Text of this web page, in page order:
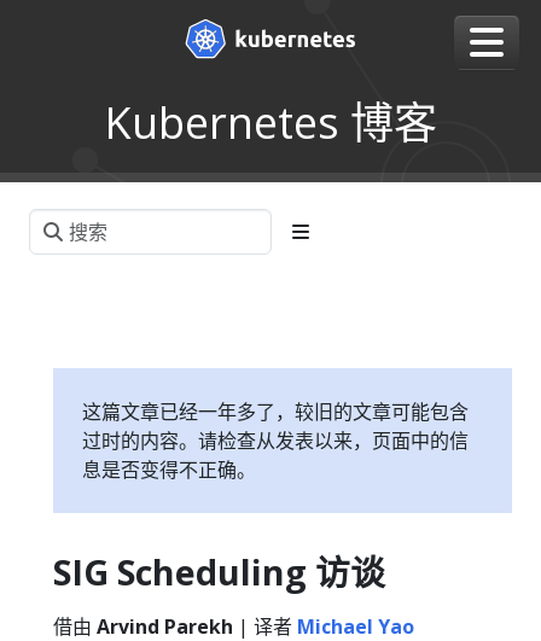
Kubernetes 博客
这篇文章已经一年多了，较旧的文章可能包含
过时的内容。请检查从发表以来，页面中的信
息是否变得不正确。
SIG Scheduling 访谈
借由 Arvind Parekh | 译者 Michael Yao